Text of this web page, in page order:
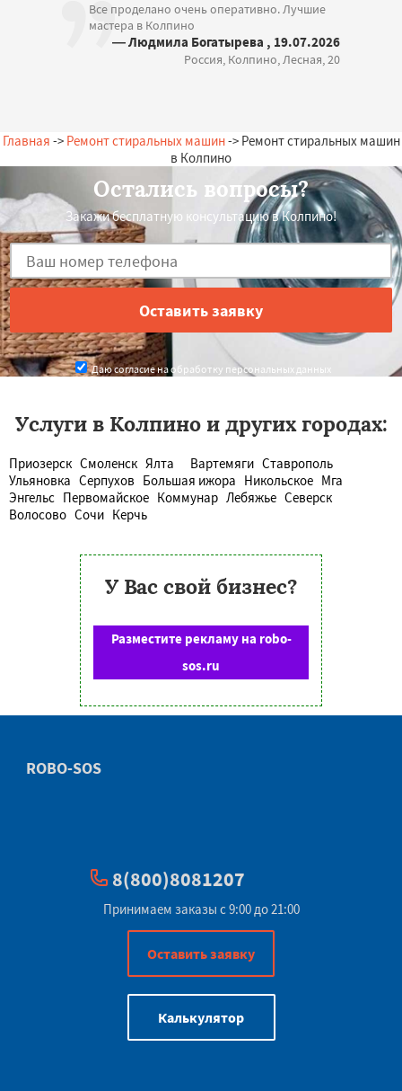
Все проделано очень оперативно. Лучшие
мастера в Колпино
— Людмила Богатырева , 19.07.2026
Россия, Колпино, Лесная, 20
Главная -> Ремонт стиральных машин-> Ремонт стиральных машин
в Колпино
Остались вопросы?
Закажи бесплатную консультацию в Колпино!
Даю согласие на обработку персональных данных
Услуги в Колпино и других городах:
Приозерск Смоленск Ялта Вартемяги Ставрополь
Ульяновка Серпухов Большая ижора Никольское Мга
Энгельс Первомайское Коммунар Лебяжье Северск
Волосово Сочи Керчь
У Вас свой бизнес?
Разместите рекламу на robo-
sos.ru
ROBO-SOS
8(800)8081207
Принимаем заказы с 9:00 до 21:00
Оставить заявку
Калькулятор